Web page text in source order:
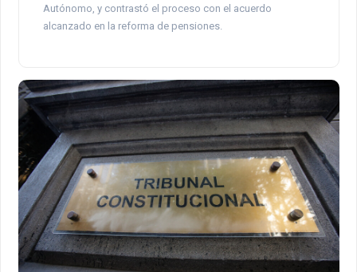
Autónomo, y contrastó el proceso con el acuerdo
alcanzado en la reforma de pensiones.